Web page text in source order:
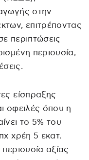
στην
επιτρέποντας
περιπτώσεις
περιουσία,
είσπραξης
οφειλές όπου η
το 5% του
χρέη 5 εκατ.
αξίας